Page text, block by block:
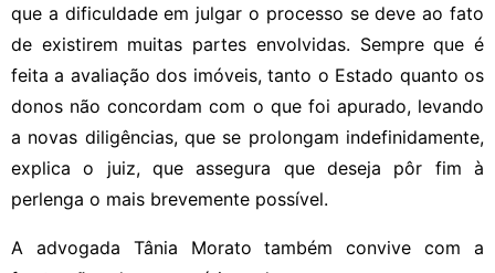
que a dificuldade em julgar o processo se deve ao fato
de existirem muitas partes envolvidas. Sempre que é
feita a avaliação dos imóveis, tanto o Estado quanto os
donos não concordam com o que foi apurado, levando
a novas diligências, que se prolongam indefinidamente,
explica o juiz, que assegura que deseja pôr fim à
perlenga o mais brevemente possível.
A advogada Tânia Morato também convive com a